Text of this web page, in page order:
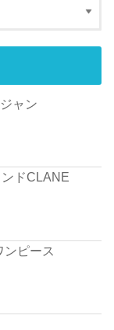
ャン
ドCLANE
ピース